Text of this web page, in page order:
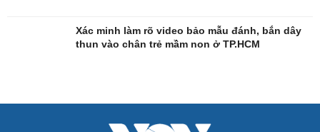
Tin Công nghệ
Cây thuốc
Sản phụ khoa
Ăn sạch sống khỏe
Xác minh làm rõ video bảo mẫu đánh, bắn dây
thun vào chân trẻ mầm non ở TP.HCM